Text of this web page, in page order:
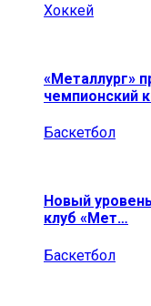
Хоккей
«Металлург»
чемпионский
Баскетбол
Новый
клуб «Мет…
Баскетбол